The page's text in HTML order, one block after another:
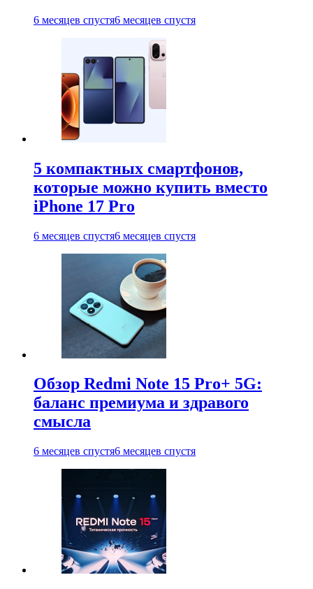
6 месяцев спустя6 месяцев спустя
5 компактных смартфонов,
которые можно купить вместо
iPhone 17 Pro
6 месяцев спустя6 месяцев спустя
Обзор Redmi Note 15 Pro+ 5G:
баланс премиума и здравого
смысла
6 месяцев спустя6 месяцев спустя